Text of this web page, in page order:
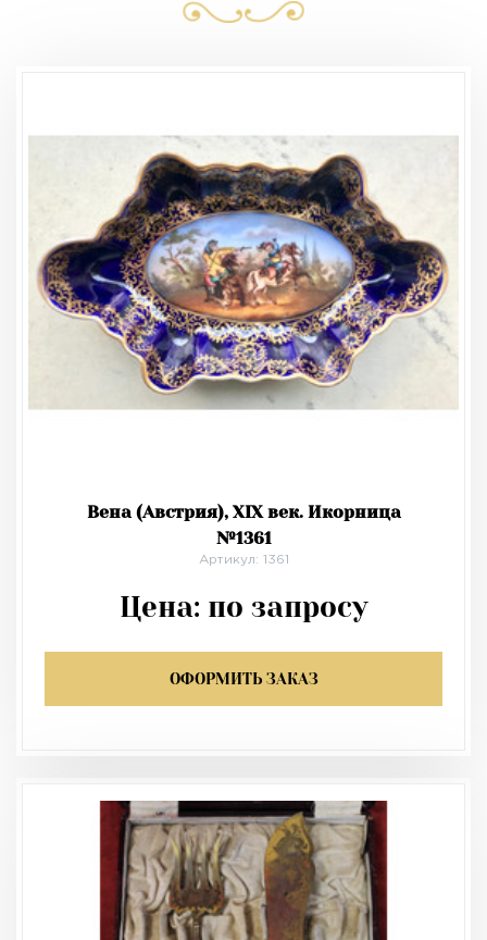
Вена (Австрия), XIX век. Икорница
№1361
Артикул: 1361
Цена: по запросу
ОФОРМИТЬ ЗАКАЗ